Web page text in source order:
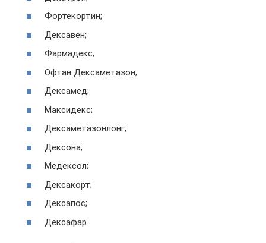
Фортекортин;
Дексавен;
Фармадекс;
Офтан Дексаметазон;
Дексамед;
Максидекс;
Дексаметазонлонг;
Дексона;
Медексол;
Дексакорт;
Дексапос;
Дексафар.